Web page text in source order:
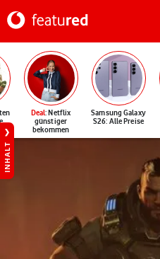
Deal: Netflix
günstiger
bekommen
Samsung Galaxy
S26: Alle Preise
INHALT